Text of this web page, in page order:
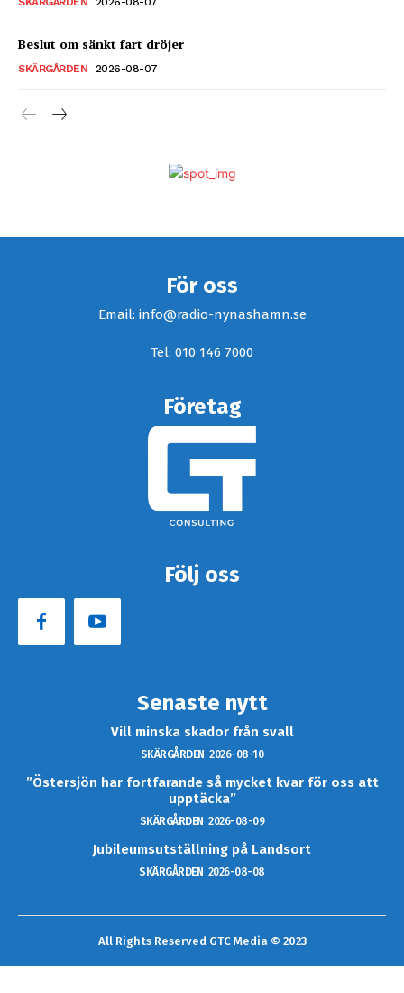
Beslut om sänkt fart dröjer
SKÄRGÅRDEN 2026-08-07
För oss
Email: info@radio-nynashamn.se
Tel: 010 146 7000
Företag
Följ oss
Senaste nytt
Vill minska skador från svall
SKÄRGÅRDEN 2026-08-10
”Östersjön har fortfarande så mycket kvar för oss att
upptäcka”
SKÄRGÅRDEN 2026-08-09
Jubileumsutställning på Landsort
SKÄRGÅRDEN 2026-08-08
All Rights Reserved GTC Media © 2023